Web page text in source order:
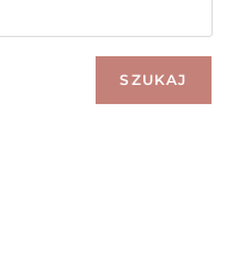
SZUKAJ